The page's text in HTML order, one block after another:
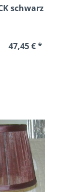
schwarz
47,45 € *